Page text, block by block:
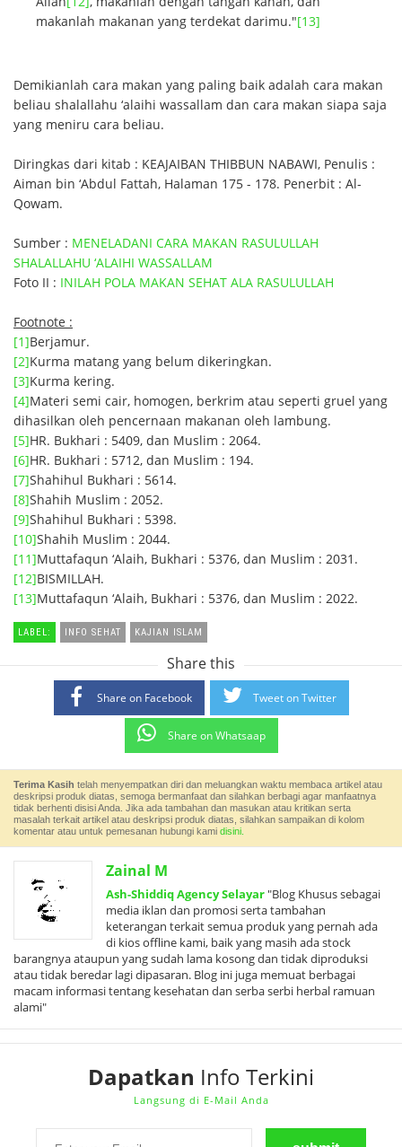
makanlah makanan yang terdekat darimu."[13]
Demikianlah cara makan yang paling baik adalah cara makan
beliau shalallahu ‘alaihi wassallam dan cara makan siapa saja
yang meniru cara beliau.
Diringkas dari kitab : KEAJAIBAN THIBBUN NABAWI, Penulis :
Aiman bin ‘Abdul Fattah, Halaman 175 - 178. Penerbit : Al-
Qowam.
Sumber : MENELADANI CARA MAKAN RASULULLAH
SHALALLAHU ‘ALAIHI WASSALLAM
Foto II : INILAH POLA MAKAN SEHAT ALA RASULULLAH
Footnote :
[1]Berjamur.
[2]Kurma matang yang belum dikeringkan.
[3]Kurma kering.
[4]Materi semi cair, homogen, berkrim atau seperti gruel yang
dihasilkan oleh pencernaan makanan oleh lambung.
[5]HR. Bukhari : 5409, dan Muslim : 2064.
[6]HR. Bukhari : 5712, dan Muslim : 194.
[7]Shahihul Bukhari : 5614.
[8]Shahih Muslim : 2052.
[9]Shahihul Bukhari : 5398.
[10]Shahih Muslim : 2044.
[11]Muttafaqun ‘Alaih, Bukhari : 5376, dan Muslim : 2031.
[12]BISMILLAH.
[13]Muttafaqun ‘Alaih, Bukhari : 5376, dan Muslim : 2022.
LABEL: INFO SEHAT KAJIAN ISLAM
Share this
Share on Facebook Tweet on Twitter
Share on Whatsaap
Terima Kasih telah menyempatkan diri dan meluangkan waktu membaca artikel atau
deskripsi produk diatas, semoga bermanfaat dan silahkan berbagi agar manfaatnya
tidak berhenti disisi Anda. Jika ada tambahan dan masukan atau kritikan serta
masalah terkait artikel atau deskripsi produk diatas, silahkan sampaikan di kolom
komentar atau untuk pemesanan hubungi kami disini.
Zainal M
Ash-Shiddiq Agency Selayar"Blog Khusus sebagai
media iklan dan promosi serta tambahan
keterangan terkait semua produk yang pernah ada
di kios offline kami, baik yang masih ada stock
barangnya ataupun yang sudah lama kosong dan tidak diproduksi
atau tidak beredar lagi dipasaran. Blog ini juga memuat berbagai
macam informasi tentang kesehatan dan serba serbi herbal ramuan
alami"
Dapatkan Info Terkini
Langsung di E-Mail Anda